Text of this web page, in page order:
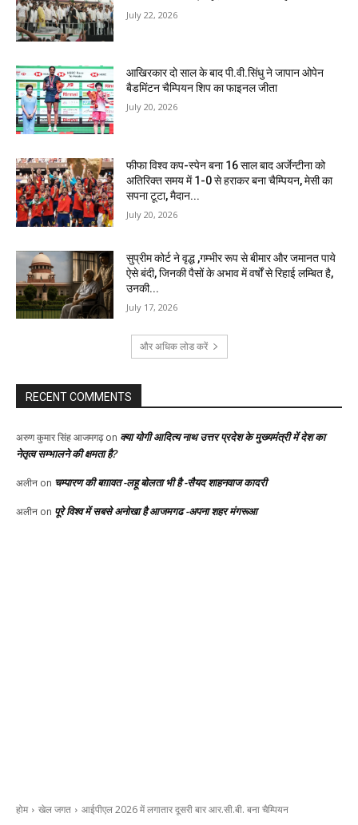
July 22, 2026
आखिरकार दो साल के बाद पी.वी.सिंधु ने जापान ओपेन
बैडमिंटन चैम्पियन शिप का फाइनल जीता
July 20, 2026
फीफा विश्व कप-स्पेन बना 16 साल बाद अर्जेन्टीना को
अतिरिक्त समय में 1-0 से हराकर बना चैम्पियन, मेसी का
सपना टूटा, मैदान...
July 20, 2026
सुप्रीम कोर्ट ने वृद्ध ,गम्भीर रूप से बीमार और जमानत पाये
ऐसे बंदी, जिनकी पैसों के अभाव में वर्षों से रिहाई लम्बित है,
उनकी...
July 17, 2026
और अधिक लोड करें
RECENT COMMENTS
अरुण कुमार सिंह आजमगढ़on क्या योगी आदित्य नाथ उत्तर प्रदेश के मुख्यमंत्री में देश का
नेतृत्व सम्भालने की क्षमता है?
अलीन on चम्पारण की बग़ावत -लहू बोलता भी है -सैयद शाहनवाज कादरी
अलीन on पूरे विश्व में सबसे अनोखा है आजमगढ -अपना शहर मंगरूआ